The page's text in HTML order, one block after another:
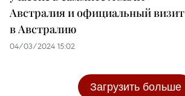
Австралия и официальный визит
в Австралию
04/03/2024 15:02
Загрузить больше